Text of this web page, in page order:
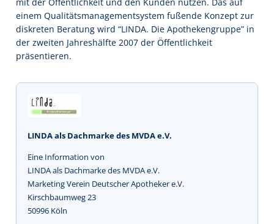
einem Qualitätsmanagementsystem fußende Konzept zur
diskreten Beratung wird “LINDA. Die Apothekengruppe” in
der zweiten Jahreshälfte 2007 der Öffentlichkeit
präsentieren.
LINDA als Dachmarke des MVDA e.V.
Eine Information von
LINDA als Dachmarke des MVDA e.V.
Marketing Verein Deutscher Apotheker e.V.
Kirschbaumweg 23
50996 Köln